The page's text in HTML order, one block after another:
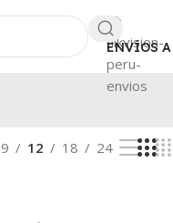
ENVÍOS
9 12 18 24